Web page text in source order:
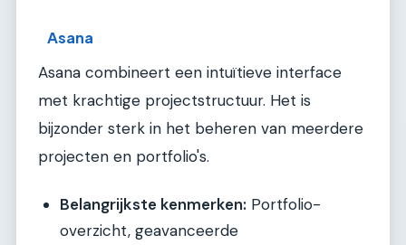
Asana
Asana combineert een intuïtieve interface
met krachtige projectstructuur. Het is
bijzonder sterk in het beheren van meerdere
projecten en portfolio's.
Belangrijkste kenmerken: Portfolio-
overzicht, geavanceerde